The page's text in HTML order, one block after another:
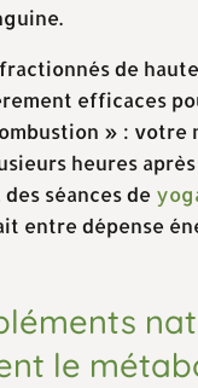
de
efficaces
» : votre
heures
séances de
entre dépense
le